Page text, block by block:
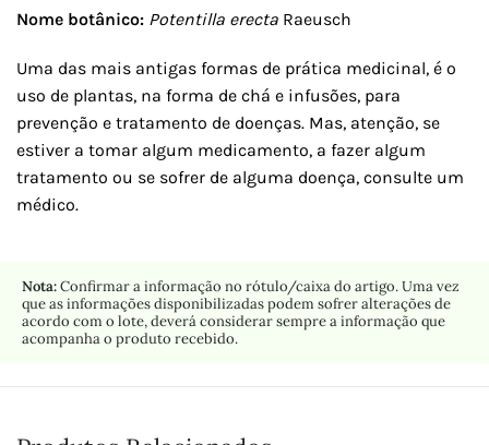
Nome botânico: Potentilla erecta Raeusch
Uma das mais antigas formas de prática medicinal, é o
uso de plantas, na forma de chá e infusões, para
prevenção e tratamento de doenças. Mas, atenção, se
estiver a tomar algum medicamento, a fazer algum
tratamento ou se sofrer de alguma doença, consulte um
médico.
Nota:Confirmar a informação no rótulo/caixa do artigo. Uma vez
que as informações disponibilizadas podem sofrer alterações de
acordo com o lote, deverá considerar sempre a informação que
acompanha o produto recebido.